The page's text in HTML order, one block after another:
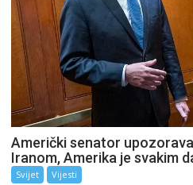
Američki senator
Iranom, Amerika je svakim
Svijet Vijesti